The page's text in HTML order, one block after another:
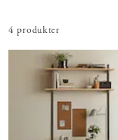
4 produkter